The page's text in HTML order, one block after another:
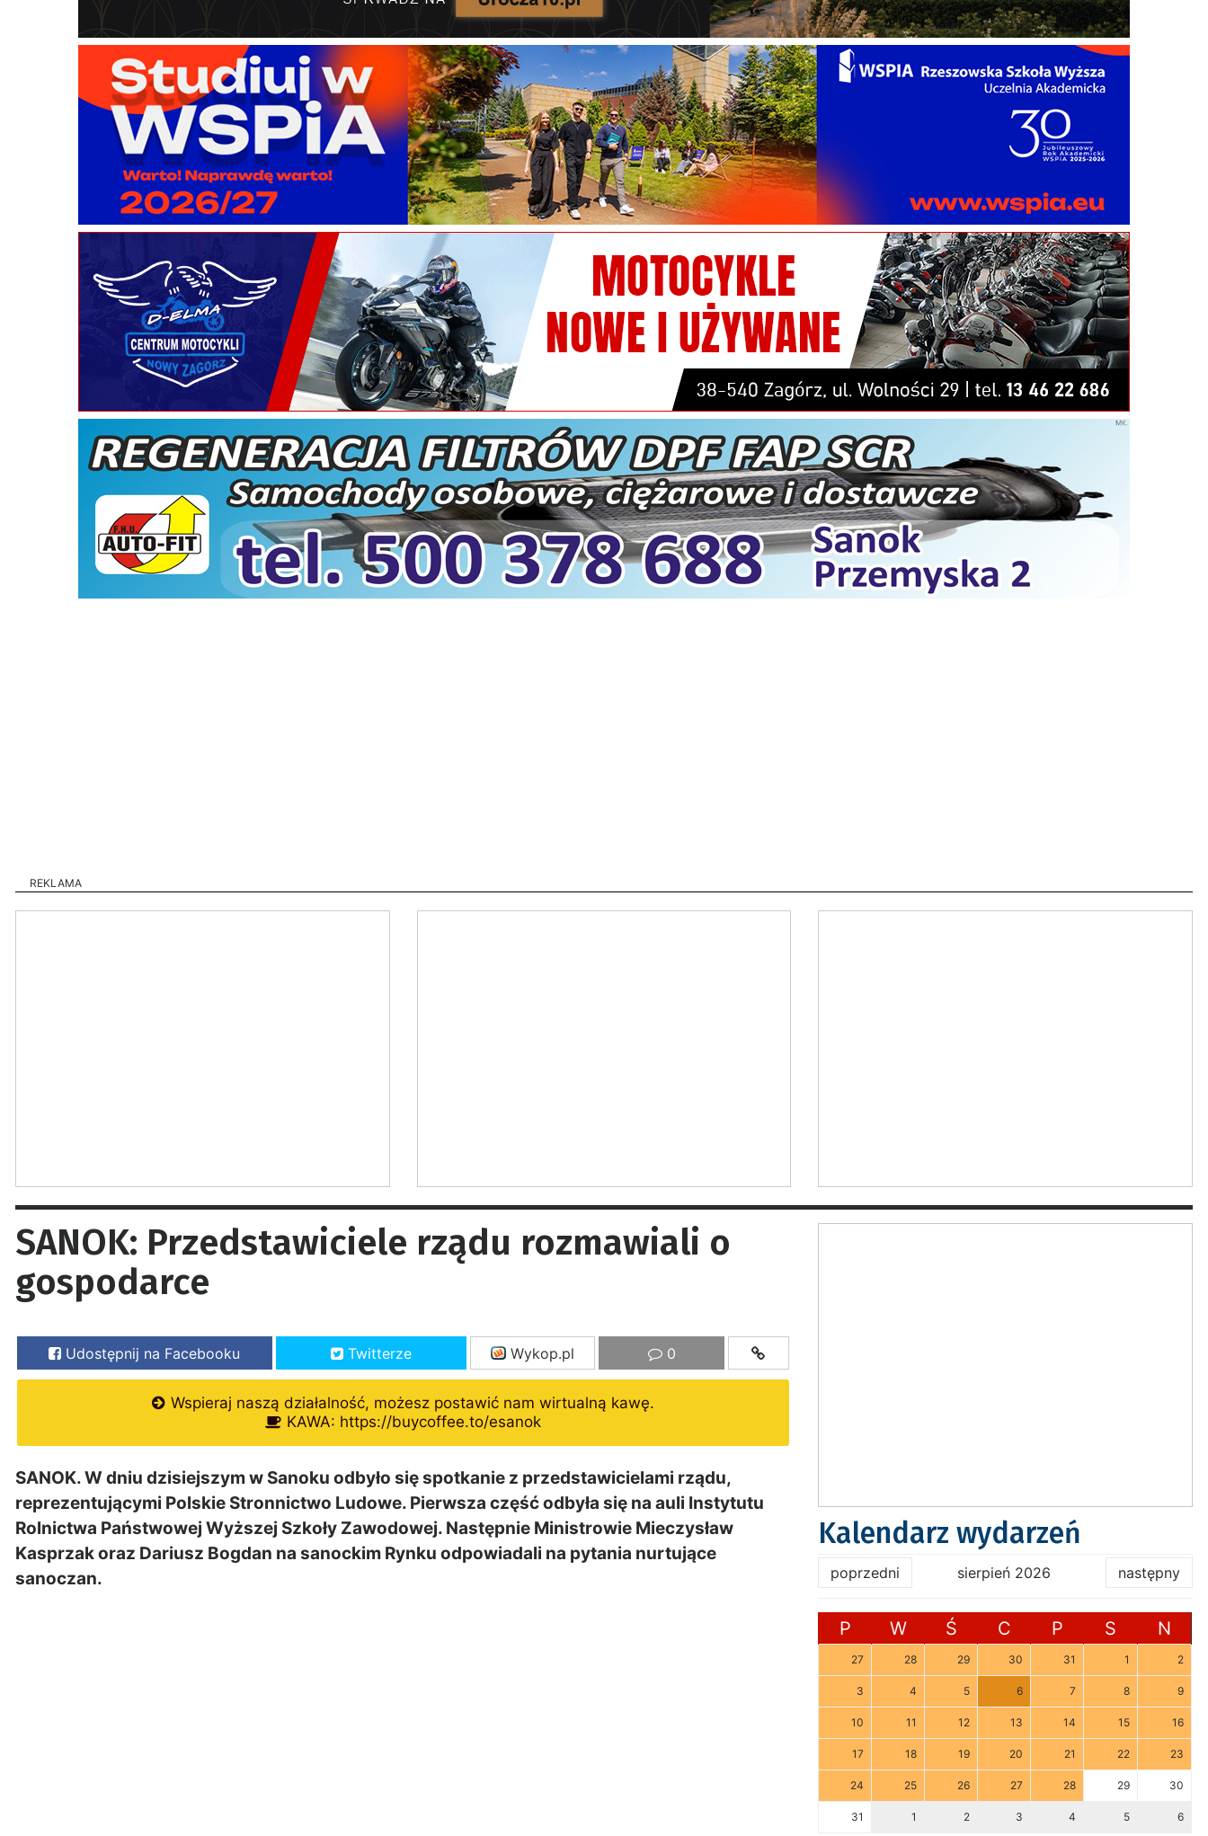
REKLAMA
SANOK: Przedstawiciele rządu rozmawiali o
gospodarce
Udostępnij na Facebooku Twitterze Wykop.pl 0
Wspieraj naszą działalność, możesz postawić nam wirtualną kawę.
KAWA: https://buycoffee.to/esanok
SANOK. W dniu dzisiejszym w Sanoku odbyło się spotkanie z przedstawicielami rządu,
reprezentującymi Polskie Stronnictwo Ludowe. Pierwsza część odbyła się na auli Instytutu
Rolnictwa Państwowej Wyższej Szkoły Zawodowej. Następnie Ministrowie Mieczysław
Kasprzak oraz Dariusz Bogdan na sanockim Rynku odpowiadali na pytania nurtujące
sanoczan.
Kalendarz wydarzeń
poprzedni sierpień 2026 następny
P W Ś C P S N
27 28 29 30 31 1 2
3 4 5 6 7 8 9
10 11 12 13 14 15 16
17 18 19 20 21 22 23
24 25 26 27 28 29 30
31 1 2 3 4 5 6